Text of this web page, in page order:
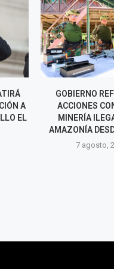
LA
JÓVENES DE
FORTALECEN
PARA SU
UNIVERSITARIO
7 agosto,